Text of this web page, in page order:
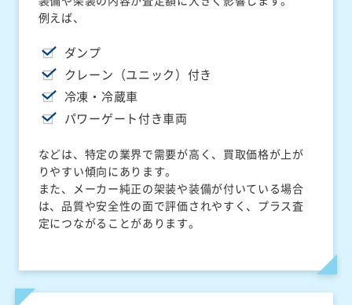
例えば、
ダンプ
クレーン（ユニック）付き
冷凍・冷蔵車
パワーゲート付き車両
などは、特定の業界で需要が高く、買取価格が上が
りやすい傾向にあります。
また、メーカー純正の架装や装備が付いている場合
は、品質や安全性の面で評価されやすく、プラス査
定につながることがあります。